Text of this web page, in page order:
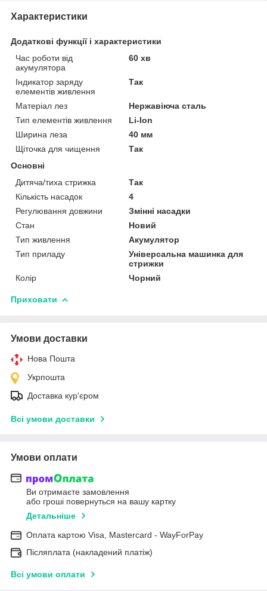
Характеристики
Додаткові функції і характеристики
Час роботи від
акумулятора
60 хв
Індикатор заряду
елементів живлення
Так
Матеріал лез
Нержавіюча сталь
Тип елементів живлення
Li-Ion
Ширина леза
40 мм
Щіточка для чищення
Так
Основні
Дитяча/тиха стрижка
Так
Кількість насадок
4
Регулювання довжини
Змінні насадки
Стан
Новий
Тип живлення
Акумулятор
Тип приладу
Універсальна машинка для
стрижки
Колір
Чорний
Приховати
Умови доставки
Нова Пошта
Укрпошта
Доставка кур'єром
Всі умови доставки
Умови оплати
Ви отримаєте замовлення
або гроші повернуться на вашу картку
Детальніше
Оплата картою Visa, Mastercard - WayForPay
Післяплата (накладений платіж)
Всі умови оплати